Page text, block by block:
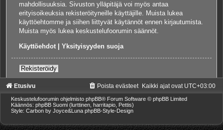
mahdollisuuksia. Sivuston ylläpitäjä voi myös antaa
erityisoikeuksia rekisteröityneille käyttäjille. Muista lukea
käyttöehtomme ja siihen liittyvät käytännöt ennen kirjautumista.
Muista myös lukea keskustelufoorumin säännöt.
Käyttöehdot| Yksityisyyden suoja
Rekisteröidy
Etusivu Kaikki ajat ovat UTC+03:00
Poista evästeet
Keskustelufoorumin ohjelmisto phpBB® Forum Software © phpBB Limited
Käännös: phpBB Suomi (lurttinen, harritapio, Pettis)
Style: Carbon by Joyce&Luna phpBB-Style-Design